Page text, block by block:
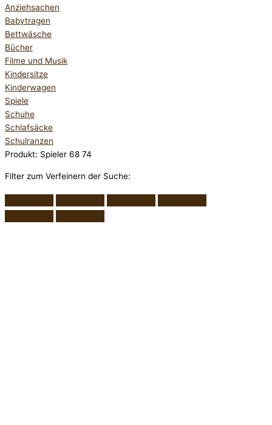
Anziehsachen
Babytragen
Bettwäsche
Bücher
Filme und Musik
Kindersitze
Kinderwagen
Spiele
Schuhe
Schlafsäcke
Schulranzen
Produkt: Spieler 68 74
Filter zum Verfeinern der Suche: